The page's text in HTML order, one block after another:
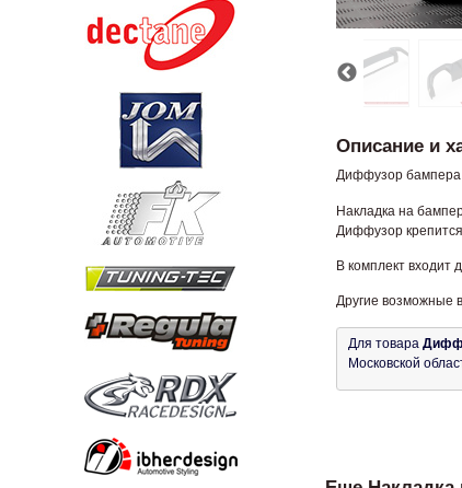
Описание и
Диффузор бампера
Накладка на
Диффузор
В комплект входит
Другие возможные
Для товара
Московской